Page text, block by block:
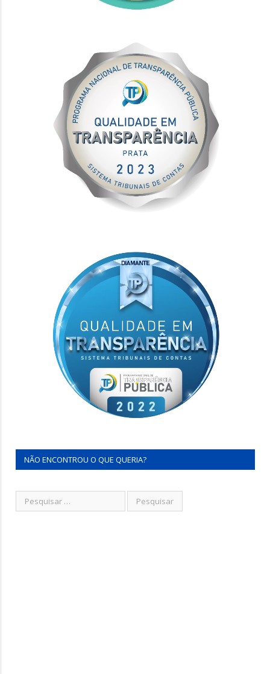
NÃO ENCONTROU O QUE QUERIA?